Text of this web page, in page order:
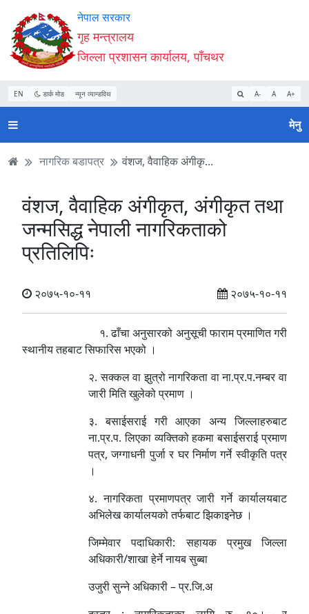
Accessibility
Mode
सुरु
गर्नुहोस्
सामाग्री
पढ्नुहाेस्
नेभिगेसन
पढ्नुहाेस्
वेबसाइट
खोजमा
जानुहोस्
नेपाल सरकार
गृह मन्त्रालय
जिल्ला प्रशासन कार्यालय, पाँचथर
EN डार्क मोड न्यून व्यान्डविथ A- A A+
मेनु
नागरिक बडापत्र वंशज, वैवाहिक अंगीकृ...
वंशज, वैवाहिक अंगीकृत, अंगीकृत तथा
जन्मसिद्ध नेपाली नागरिकताको
प्रतिलिपिः
२०७५-१०-११ २०७५-१०-११
१. ढाँचा अनुसारको अनुसूची फाराम प्रमाणित गरी
स्थानीय तहबाट सिफारिस भएको ।
२. सक्कल वा झुत्रो नागरिकता वा ना.प्र.प.नम्बर वा
जारी मिति खुलेको प्रमाण ।
३. बसाईसराई गरी आएका अन्य जिल्लाहरुबाट
ना.प्र.प. लिएका व्यक्तिको हकमा बसाईसराई प्रमाण
पत्र, जग्गाधनी पुर्जा र घर निर्माण गर्ने स्वीकृति पत्र
।
४. नागरिकता प्रमाणपत्र जारी गर्ने कार्यालयबाट
अभिलेख कार्यालयको तर्फबाट झिकाइनेछ ।
जिम्मेवार पदाधिकारी: सहायक प्रमुख जिल्ला
अधिकारी/शाखा हेर्ने नायब सुब्बा
उजुरी सुन्ने अधिकारी – प्र.जि.अ